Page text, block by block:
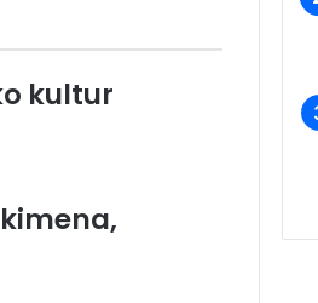
kultur